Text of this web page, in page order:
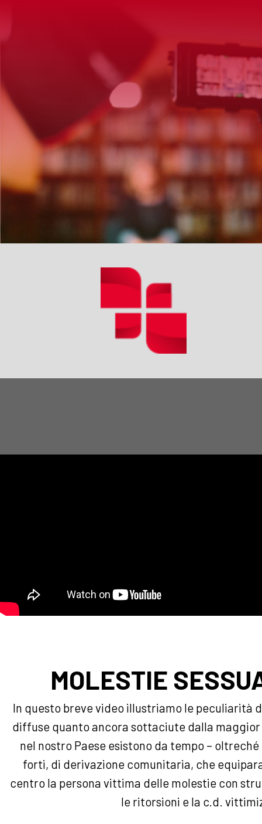
MOLESTIE
In questo breve video illustriamo le peculiarità
diffuse quanto ancora sottaciute dalla
nel nostro Paese esistono da tempo –
forti, di derivazione comunitaria, che
centro la persona vittima delle molestie con
le ritorsioni e la c.d.